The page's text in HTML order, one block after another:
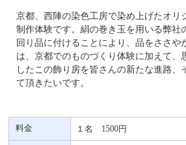
京都、西陣の染色工房で染め上げたオリ
制作体験です。絹の巻き玉を用いる弊社
回り品に付けることにより、品をささや
は、京都でのものづくり体験に加えて、
したこの飾り房を皆さんの新たな進路、
て頂きたいです。
料金 １名 1500円